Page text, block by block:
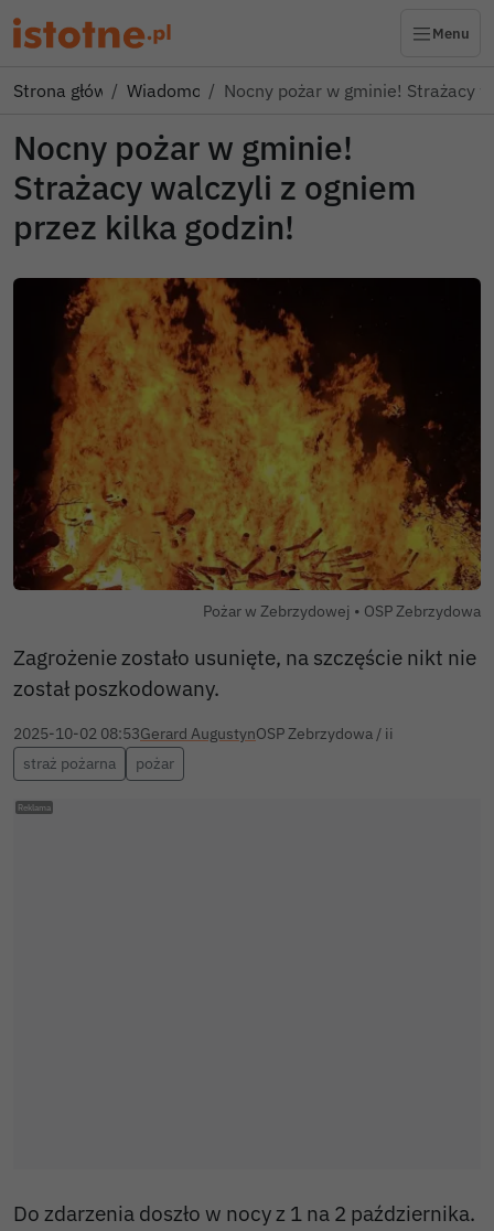
Menu
Strona główna Wiadomości Nocny pożar w gminie! Strażacy
Nocny pożar w gminie!
Strażacy walczyli z ogniem
przez kilka godzin!
Pożar w Zebrzydowej • Autor zdjęcia:
OSP Zebrzydowa
Zagrożenie zostało usunięte, na szczęście nikt nie
został poszkodowany.
2025-10-02 08:53Gerard AugustynOSP Zebrzydowa / ii
straż pożarna
pożar
Do zdarzenia doszło w nocy z 1 na 2 października.